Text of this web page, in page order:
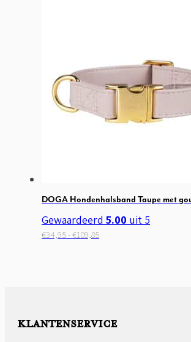
DOGA Hondenhalsband Taupe met
Gewaardeerd 5.00 uit 5
€34,95 -€109,85Dit
optie
kan
KLANTENSERVICE